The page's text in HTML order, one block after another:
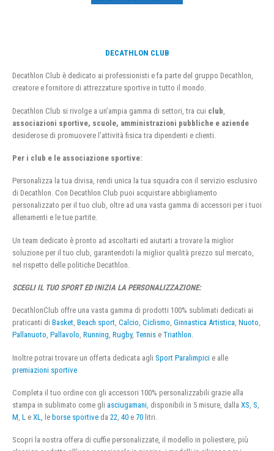
DECATHLON CLUB
Decathlon Club è dedicato ai professionisti e fa parte del gruppo Decathlon,
creatore e fornitore di attrezzature sportive in tutto il mondo.
Decathlon Club si rivolge a un’ampia gamma di settori, tra cui club
associazioni sportive, scuole, amministrazioni pubbliche e aziende
desiderose di promuovere l’attività fisica tra dipendenti e clienti.
Per i club e le associazione sportive:
Personalizza la tua divisa, rendi unica la tua squadra con il servizio esclusivo
di Decathlon. Con Decathlon Club puoi acquistare abbigliamento
personalizzato per il tuo club, oltre ad una vasta gamma di accessori per i tuoi
allenamenti e le tue partite.
Un team dedicato è pronto ad ascoltarti ed aiutarti a trovare la miglior
soluzione per il tuo club, garantendoti la miglior qualità prezzo sul mercato,
nel rispetto delle politiche Decathlon.
SCEGLI IL TUO SPORT ED INIZIA LA PERSONALIZZAZIONE:
DecathlonClub offre una vasta gamma di prodotti 100% sublimati dedicati ai
praticanti di Basket, Beach sport, Calcio, Ciclismo, Ginnastica Artistica, Nuoto,
Pallanuoto, Pallavolo, Running, Rugby, Tennis e Triathlon.
Inoltre potrai trovare un offerta dedicata agli Sport Paralimpici e alle
premiazioni sportive
Completa il tuo ordine con gli accessori 100% personalizzabili grazie alla
stampa in sublimato come gli asciugamani , disponibili in 5 misure, dalla XS S
M L e XL , le borse sportive da 22 40 e 70 litri.
Scopri la nostra offera di cuffie personalizzate, il modello in poliestere, più